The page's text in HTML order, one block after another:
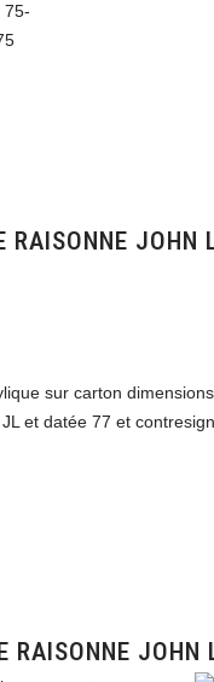
75-
JOHN
sur carton
et datée 77 et
RAISONNE JOHN